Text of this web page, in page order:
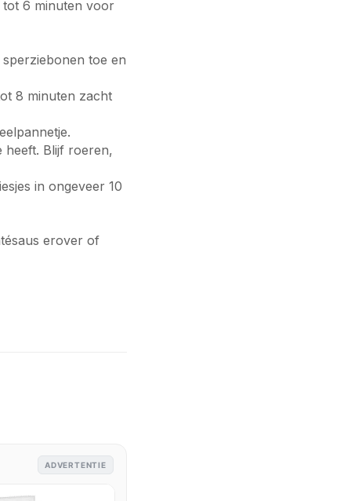
tot 6 minuten voor
toe en
8 minuten zacht
heeft. Blijf roeren,
in ongeveer 10
erover of
ADVERTENTIE